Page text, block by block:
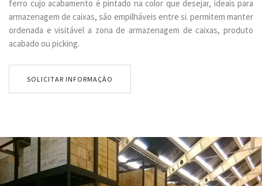
ferro cujo acabamento é pintado na color que desejar, ideais para
armazenagem de caixas, são empilháveis entre si. permitem manter
ordenada e visitável a zona de armazenagem de caixas, produto
acabado ou picking.
SOLICITAR INFORMAÇÀO